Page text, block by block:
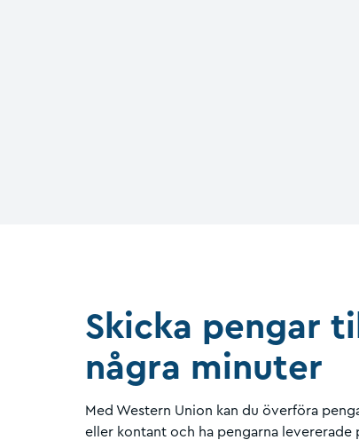
Skicka pengar
några minuter
Med Western Union kan du överföra
eller kontant och ha pengarna levererade